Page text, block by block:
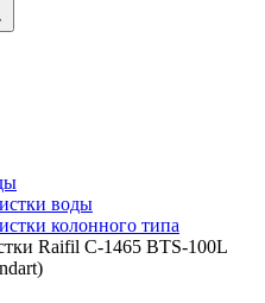
воды
колонного типа
Raifil С-1465 BTS-100L